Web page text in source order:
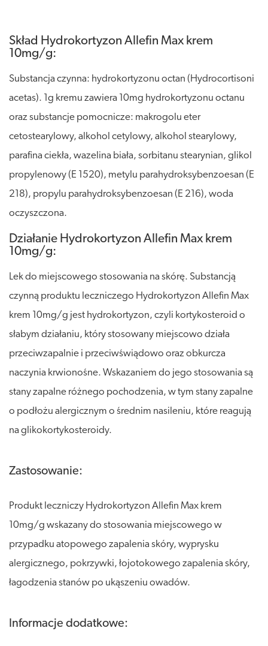
Skład Hydrokortyzon Allefin Max krem
10mg/g:
Substancja czynna: hydrokortyzonu octan (Hydrocortisoni
acetas). 1g kremu zawiera 10mg hydrokortyzonu octanu
oraz substancje pomocnicze: makrogolu eter
cetostearylowy, alkohol cetylowy, alkohol stearylowy,
parafina ciekła, wazelina biała, sorbitanu stearynian, glikol
propylenowy (E 1520), metylu parahydroksybenzoesan (E
218), propylu parahydroksybenzoesan (E 216), woda
oczyszczona.
Działanie Hydrokortyzon Allefin Max krem
10mg/g:
Lek do miejscowego stosowania na skórę. Substancją
czynną produktu leczniczego Hydrokortyzon Allefin Max
krem 10mg/g jest hydrokortyzon, czyli kortykosteroid o
słabym działaniu, który stosowany miejscowo działa
przeciwzapalnie i przeciwświądowo oraz obkurcza
naczynia krwionośne. Wskazaniem do jego stosowania są
stany zapalne różnego pochodzenia, w tym stany zapalne
o podłożu alergicznym o średnim nasileniu, które reagują
na glikokortykosteroidy.
Zastosowanie:
Produkt leczniczy Hydrokortyzon Allefin Max krem
10mg/g wskazany do stosowania miejscowego w
przypadku atopowego zapalenia skóry, wyprysku
alergicznego, pokrzywki, łojotokowego zapalenia skóry,
łagodzenia stanów po ukąszeniu owadów.
Informacje dodatkowe: